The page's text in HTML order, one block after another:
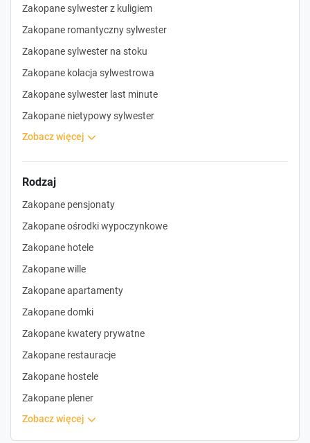
Zakopane sylwester z kuligiem
Zakopane romantyczny sylwester
Zakopane sylwester na stoku
Zakopane kolacja sylwestrowa
Zakopane sylwester last minute
Zakopane nietypowy sylwester
zobacz więcej
Rodzaj
Zakopane pensjonaty
Zakopane ośrodki wypoczynkowe
Zakopane hotele
Zakopane wille
Zakopane apartamenty
Zakopane domki
Zakopane kwatery prywatne
Zakopane restauracje
Zakopane hostele
Zakopane plener
zobacz więcej